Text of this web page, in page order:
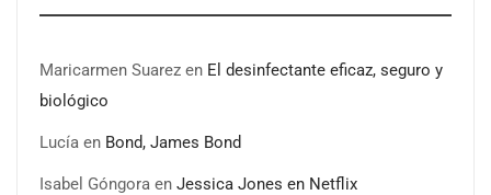
Maricarmen Suarez en El desinfectante eficaz, seguro y
biológico
Lucía en Bond, James Bond
Isabel Góngora en Jessica Jones en Netflix